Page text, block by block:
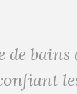
de bains